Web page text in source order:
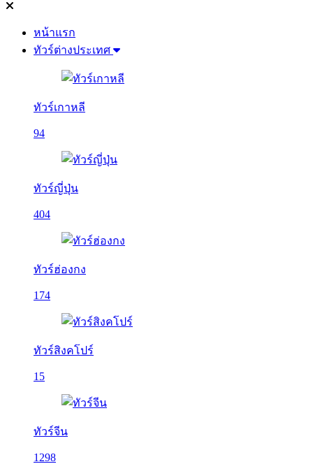
หน้าแรก
ทัวร์ต่างประเทศ
ทัวร์เกาหลี
94
ทัวร์ญี่ปุ่น
404
ทัวร์ฮ่องกง
174
ทัวร์สิงคโปร์
15
ทัวร์จีน
1298